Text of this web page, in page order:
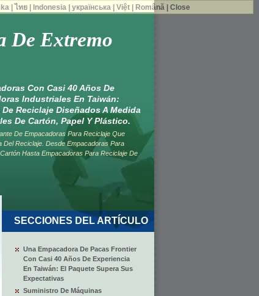
De Extremo
Con Casi 40 Años De
Industriales En Taiwán:
Reciclaje Diseñados A Medida
De Cartón, Papel Y Plástico.
De Empacadoras Para Reciclaje Que
Del Reciclaje. Desde Empacadoras Para
Hasta Empacadoras Para Reciclaje De
SECCIONES DEL ARTÍCULO
Una Empacadora De Pacas Frontier
Con Casi 40 Años De Experiencia
En Taiwán: El Paquete Supera Sus
Expectativas
Suministro De Máquinas
|ไทย Indonesia |українська |Việt Română |Close